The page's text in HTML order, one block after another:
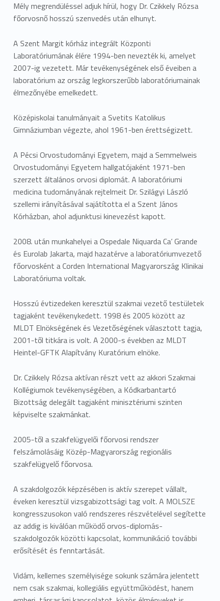
Mély megrendüléssel adjuk hírül, hogy Dr. Czikkely Rózsa
főorvosnő hosszú szenvedés után elhunyt.
A Szent Margit kórház integrált Központi
Laboratóriumának élére 1994-ben nevezték ki, amelyet
2007-ig vezetett. Már tevékenységének első éveiben a
laboratórium az ország legkorszerűbb laboratóriumainak
élmezőnyébe emelkedett.
Középiskolai tanulmányait a Svetits Katolikus
Gimnáziumban végezte, ahol 1961-ben érettségizett.
A Pécsi Orvostudományi Egyetem, majd a Semmelweis
Orvostudományi Egyetem hallgatójaként 1971-ben
szerzett általános orvosi diplomát. A laboratóriumi
medicina tudományának rejtelmeit Dr. Szilágyi László
szellemi irányításával sajátította el a Szent János
Kórházban, ahol adjunktusi kinevezést kapott.
2008. után munkahelyei a Ospedale Niquarda Ca’ Grande
és Eurolab Jakarta, majd hazatérve a laboratóriumvezető
főorvosként a Corden International Magyarország Klinikai
Laboratóriuma voltak.
Hosszú évtizedeken keresztül szakmai vezető testületek
tagjaként tevékenykedett. 1998 és 2005 között az
MLDT Elnökségének és Vezetőségének választott tagja,
2001-től titkára is volt. A 2000-s években az MLDT
Heintel-GFTK Alapítvány Kuratórium elnöke.
Dr. Czikkely Rózsa aktívan részt vett az akkori Szakmai
Kollégiumok tevékenységében, a Kódkarbantartó
Bizottság delegált tagjaként minisztériumi szinten
képviselte szakmánkat.
2005-től a szakfelügyelői főorvosi rendszer
felszámolásáig Közép-Magyarország regionális
szakfelügyelő főorvosa.
A szakdolgozók képzésében is aktív szerepet vállalt,
éveken keresztül vizsgabizottsági tag volt. A MOLSZE
kongresszusokon való rendszeres részvételével segítette
az addig is kiválóan működő orvos-diplomás-
szakdolgozók közötti kapcsolat, kommunikáció további
erősítését és fenntartását.
Vidám, kellemes személyisége sokunk számára jelentett
nem csak szakmai, kollegiális együttműködést, hanem